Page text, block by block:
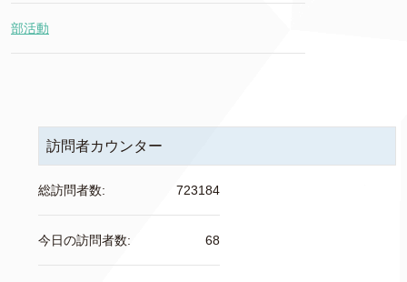
部活動
訪問者カウンター
723184
総訪問者数:
68
今日の訪問者数: